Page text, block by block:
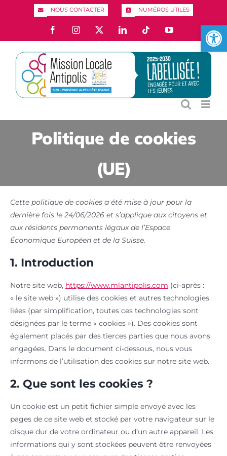
Ouvrir
NOUS CONTACTER NUMÉROS UTILES
FacebookInstagram LinkedIn Tiktok YouTube
Politique de cookies
(UE)
Cette politique de cookies a été mise à jour pour la
dernière fois le 24/06/2026 et s’applique aux citoyens et
aux résidents permanents légaux de l’Espace
Économique Européen et de la Suisse.
1. Introduction
Notre site web, https://www.mlantipolis.com (ci-après :
« le site web ») utilise des cookies et autres technologies
liées (par simplification, toutes ces technologies sont
désignées par le terme « cookies »). Des cookies sont
également placés par des tierces parties que nous avons
engagées. Dans le document ci-dessous, nous vous
informons de l’utilisation des cookies sur notre site web.
2. Que sont les cookies ?
Un cookie est un petit fichier simple envoyé avec les
pages de ce site web et stocké par votre navigateur sur le
disque dur de votre ordinateur ou d’un autre appareil. Les
informations qui y sont stockées peuvent être renvoyées